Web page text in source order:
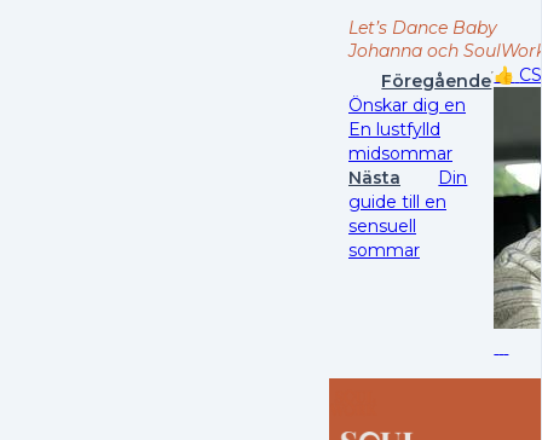
Let’s Dance Baby
Johanna och
Föregående
Önskar dig en
En lustfylld
midsommar
Nästa
Din
guide till en
sensuell
sommar
👍 CS